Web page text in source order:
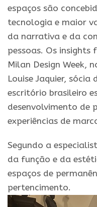
espaços são
tecnologia e maior
da narrativa e da
pessoas. Os
Milan Design Week,
Louise Jaquier, sócia
escritório brasileiro
desenvolvimento de
experiências de
Segundo a
da função e da
espaços de
pertencimento.